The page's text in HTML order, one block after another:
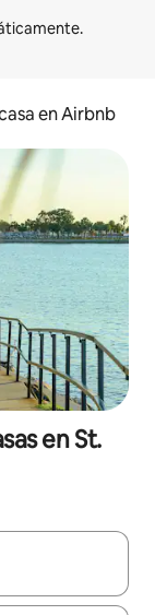
en Airbnb
en St.
con las